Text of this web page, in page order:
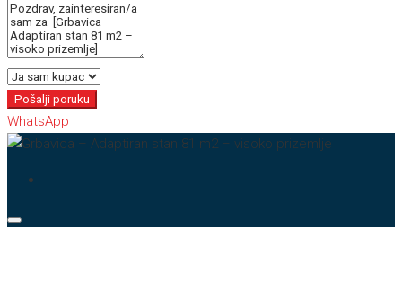
Pošalji poruku
WhatsApp